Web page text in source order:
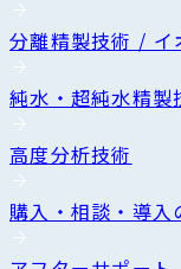
分離精製技術 / イ
純水・超純水精製
高度分析技術
購入・相談・導入